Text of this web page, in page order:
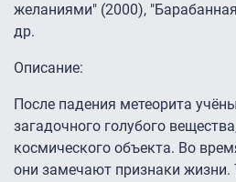
желаниями" (2000),
др.
Описание:
После падения метеорита
загадочного голубого
космического объекта. Во
они замечают признаки жизни.